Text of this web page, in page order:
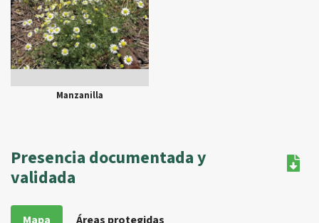
Manzanilla
Presencia documentada y
validada